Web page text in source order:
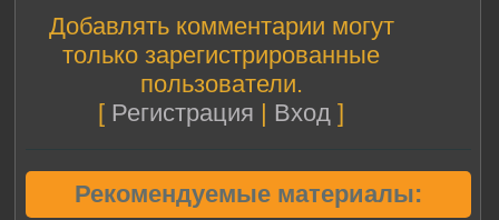
Добавлять комментарии могут
только зарегистрированные
пользователи.
[ Регистрация | Вход ]
Рекомендуемые материалы: